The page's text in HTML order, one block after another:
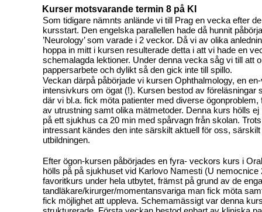
Kurser motsvarande termin 8 på KI
Som tidigare nämnts anlände vi till Prag en vecka efter
kursstart. Den engelska parallellen hade då hunnit
’Neurology’ som varade i 2 veckor. Då vi av olika
hoppa in mitt i kursen resulterade detta i att vi hade en
schemalagda lektioner. Under denna vecka såg vi till att
pappersarbete och dylikt så den gick inte till spillo.
Veckan därpå påbörjade vi kursen Ophthalmology, en
intensivkurs om ögat (!). Kursen bestod av föreläsningar
där vi bl.a. fick möta patienter med diverse ögonproblem,
av utrustning samt olika mätmetoder. Denna kurs hölls
på ett sjukhus ca 20 min med spårvagn från skolan.
intressant kändes den inte särskilt aktuell för oss,
utbildningen.
Efter ögon-kursen påbörjades en fyra- veckors kurs i
hölls på på sjukhuset vid Karlovo Namesti (U nemocnice
favoritkurs under hela utbytet, främst på grund av de
tandläkare/kirurger/momentansvariga man fick möta
fick möjlighet att uppleva. Schemamässigt var denna